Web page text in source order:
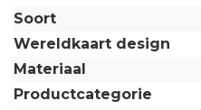
Soort
Wereldkaart design
Materiaal
Productcategorie